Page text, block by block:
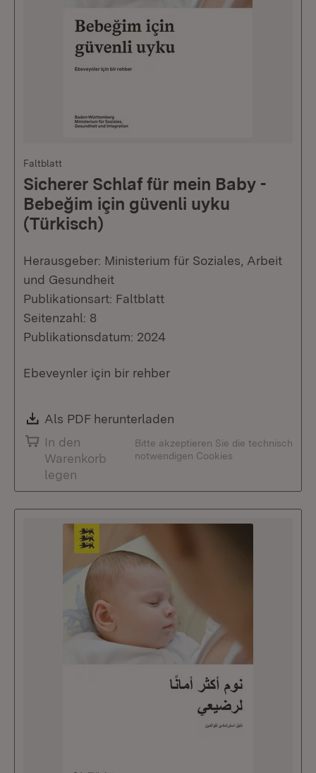
Faltblatt
Sicherer Schlaf für mein Baby -
Bebeğim için güvenli uyku
(Türkisch)
Herausgeber: Ministerium für Soziales, Arbeit
und Gesundheit
Publikationsart: Faltblatt
Seitenzahl: 8
Publikationsdatum: 2024
Ebeveynler için bir rehber
Download:
Als PDF herunterladen
In den
Warenkorb
legen
Bitte akzeptieren Sie die technisch
notwendigen Cookies